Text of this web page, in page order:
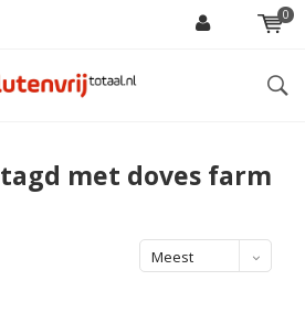
0
met doves farm
Meest